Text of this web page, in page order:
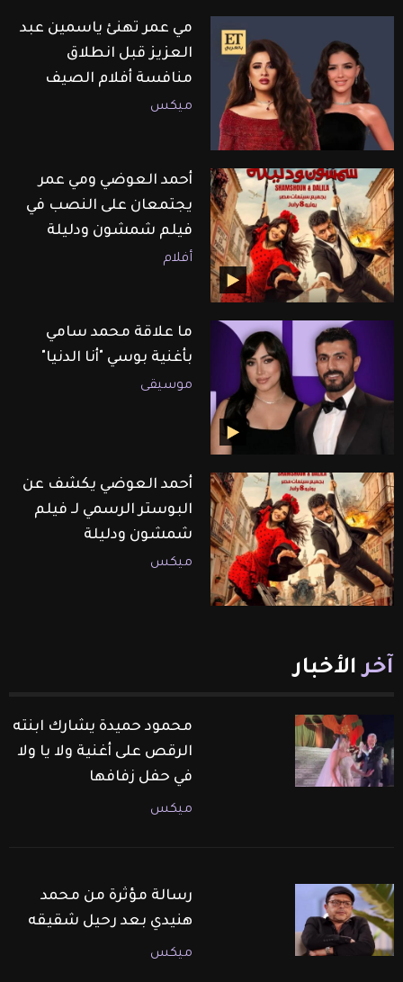
مي عمر تهنئ ياسمين عبد
العزيز قبل انطلاق
منافسة أفلام الصيف
ميكس
أحمد العوضي ومي عمر
يجتمعان على النصب في
فيلم شمشون ودليلة
أفلام
ما علاقة محمد سامي
بأغنية بوسي "أنا الدنيا"
موسيقى
أحمد العوضي يكشف عن
البوستر الرسمي لـ فيلم
شمشون ودليلة
ميكس
آخر الأخبار
محمود حميدة يشارك ابنته
الرقص على أغنية ولا يا ولا
في حفل زفافها
ميكس
رسالة مؤثرة من محمد
هنيدي بعد رحيل شقيقه
ميكس